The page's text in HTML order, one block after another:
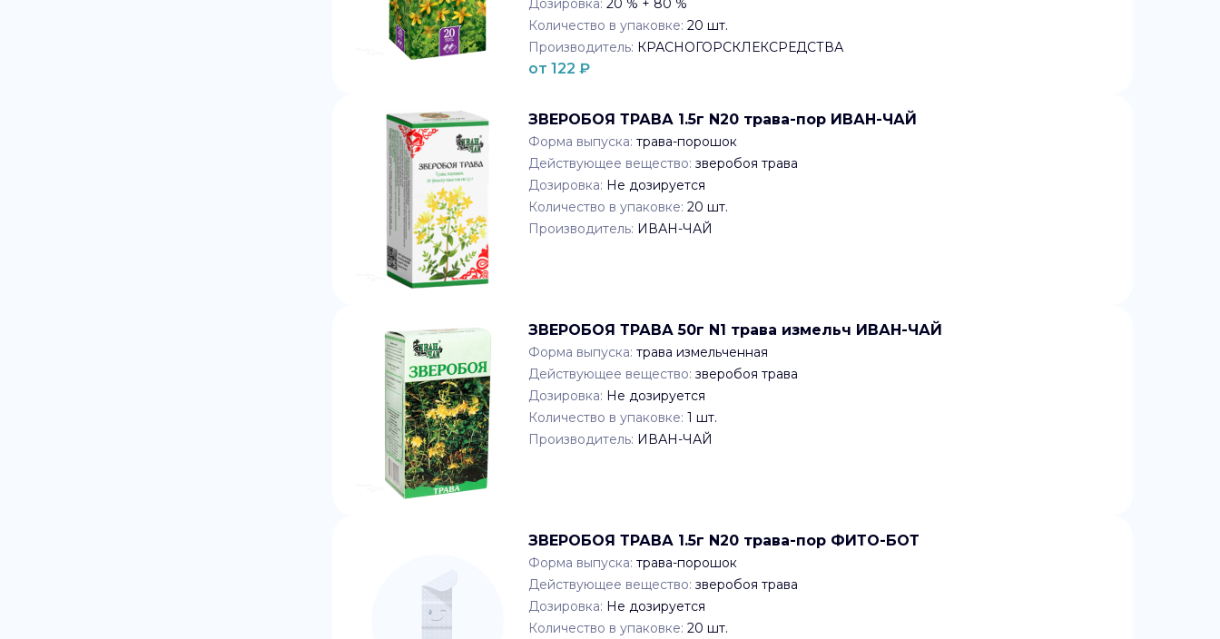
Дозировка: 20 % + 80 %
Количество в упаковке: 20 шт.
Производитель: КРАСНОГОРСКЛЕКСРЕДСТВА
от 122 ₽
ЗВЕРОБОЯ ТРАВА 1.5г N20 трава-пор ИВАН-ЧАЙ
Форма выпуска: трава-порошок
Действующее вещество: зверобоя трава
Дозировка: Не дозируется
Количество в упаковке: 20 шт.
Производитель: ИВАН-ЧАЙ
ЗВЕРОБОЯ ТРАВА 50г N1 трава измельч ИВАН-ЧАЙ
Форма выпуска: трава измельченная
Действующее вещество: зверобоя трава
Дозировка: Не дозируется
Количество в упаковке: 1 шт.
Производитель: ИВАН-ЧАЙ
ЗВЕРОБОЯ ТРАВА 1.5г N20 трава-пор ФИТО-БОТ
Форма выпуска: трава-порошок
Действующее вещество: зверобоя трава
Дозировка: Не дозируется
Количество в упаковке: 20 шт.